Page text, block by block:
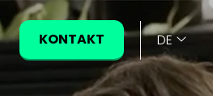
KONTAKT DE